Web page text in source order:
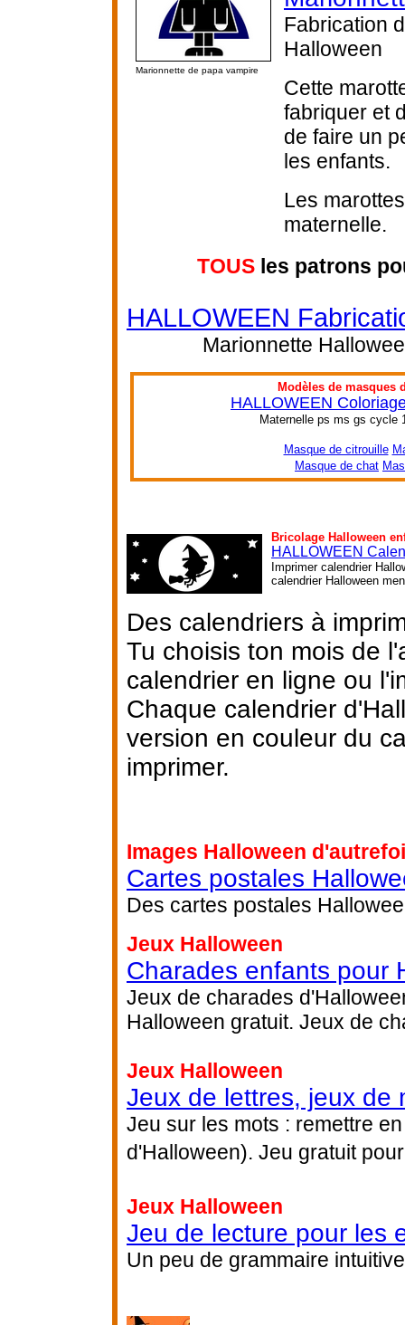
Marionnette de papa vampire
Fabrication
Halloween
Cette
fabriquer et
de faire un
les enfants.
Les
maternelle.
TOUS les patrons
HALLOWEEN
Marionnette
Modèles de masques
HALLOWEEN
Maternelle ps ms gs cycle
Masque de citrouille
Masque de chat
Bricolage Halloween
HALLOWEEN
Imprimer calendrier
calendrier Halloween
Des calendriers à
Tu choisis ton mois de
calendrier en ligne ou
Chaque calendrier
version en couleur du
imprimer.
Images Halloween
Cartes postales
Des cartes postales
Jeux Halloween
Charades enfants pour
Jeux de charades
Halloween gratuit. Jeux de
Jeux Halloween
Jeux de lettres, jeux de
Jeu sur les mots : remettre
d'Halloween). Jeu gratuit
Jeux Halloween
Jeu de lecture pour les
Un peu de grammaire